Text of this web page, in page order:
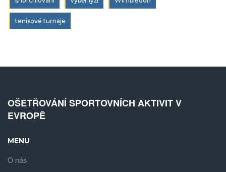
tenisové turnaje
OŠETŘOVÁNÍ SPORTOVNÍCH AKTIVIT V
EVROPĚ
MENU
O nás